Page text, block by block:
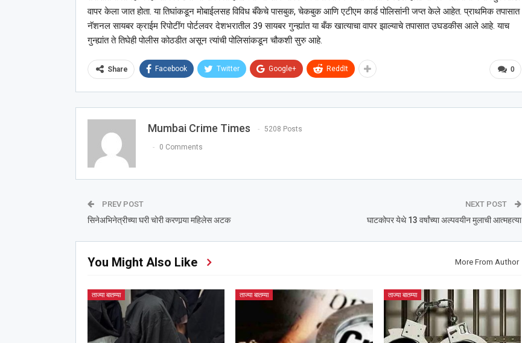
वापर केला जात होता. या तिघांकडून मोबाईलसह विविध बँकेचे पासबुक, चेकबुक आणि एटीएम कार्ड पोलिसांनी जप्त केले आहेत. प्राथमिक तपासात
नॅशनल सायबर क्राईम रिपोटींग पोर्टलवर देशभरातील 39 सायबर गुन्ह्यांत या बँक खात्याचा वापर झाल्याचे तपासात उघडकीस आले आहे. याच
गुन्ह्यांत ते तिघेही पोलीस कोठडीत असून त्यांची पोलिसांकडून चौकशी सुरु आहे.
0
Share Facebook Twitter Google+ ReddIt
Mumbai Crime Times 5208 Posts
0 Comments
PREV POST
सिनेअभिनेत्रीच्या घरी चोरी करणार्‍या महिलेस अटक
NEXT POST
घाटकोपर येथे 13 वर्षांच्या अल्पवयीन मुलाची आत्महत्या
You Might Also Like More From Author
ताज्या बातम्या ताज्या बातम्या ताज्या बातम्या